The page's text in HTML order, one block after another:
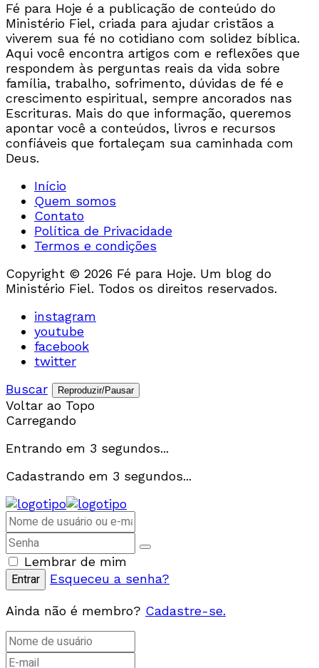
Fé para Hoje é a publicação de conteúdo do
Ministério Fiel, criada para ajudar cristãos a
viverem sua fé no cotidiano com solidez bíblica.
Aqui você encontra artigos com e reflexões que
respondem às perguntas reais da vida sobre
família, trabalho, sofrimento, dúvidas de fé e
crescimento espiritual, sempre ancorados nas
Escrituras. Mais do que informação, queremos
apontar você a conteúdos, livros e recursos
confiáveis que fortaleçam sua caminhada com
Deus.
Início
Quem somos
Contato
Política de Privacidade
Termos e condições
Copyright © 2026 Fé para Hoje. Um blog do
Ministério Fiel. Todos os direitos reservados.
instagram
youtube
facebook
twitter
Buscar
Reproduzir/Pausar
Voltar ao Topo
Carregando
Entrando em 3 segundos...
Cadastrando em 3 segundos...
Lembrar de mim
Esqueceu a senha?
Ainda não é membro? Cadastre-se.